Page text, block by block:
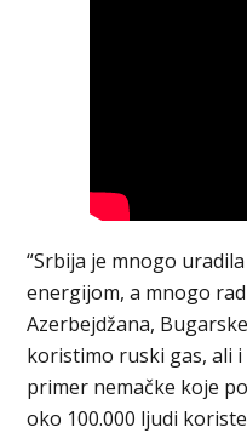
“Srbija je mnogo
energijom, a mnogo
Azerbejdžana,
koristimo ruski gas, ali
primer nemačke koje
oko 100.000 ljudi